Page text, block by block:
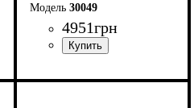
30049
4951грн
Ширина-203,2 см